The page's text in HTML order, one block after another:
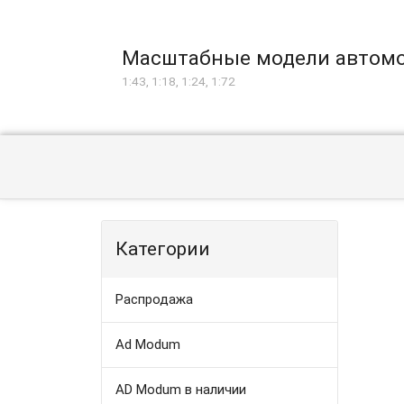
Масштабные модели
1:43, 1:18, 1:24, 1:72
Категории
Распродажа
Ad Modum
AD Modum в наличии